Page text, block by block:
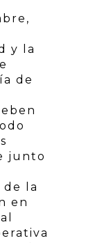
y la
de
junto
de la
en